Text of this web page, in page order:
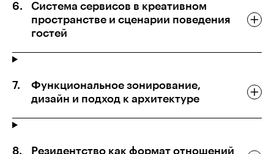
Система сервисов в креативном
пространстве и сценарии поведения
гостей
Функциональное зонирование,
дизайн и подход к архитектуре
Резидентство как формат отношений